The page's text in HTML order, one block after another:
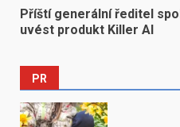
Příští generální ředitel
uvést produkt Killer AI
PR